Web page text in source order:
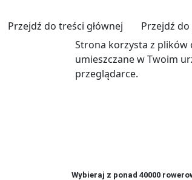
Przejdź do treści głównej Przejdź
Strona korzysta z plików
umieszczane w Twoim
przeglądarce.
Wybieraj z ponad 40000